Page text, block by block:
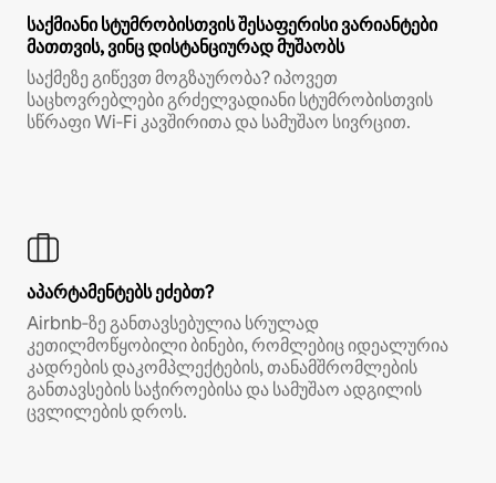
საქმიანი სტუმრობისთვის შესაფერისი ვარიანტები
მათთვის, ვინც დისტანციურად მუშაობს
საქმეზე გიწევთ მოგზაურობა? იპოვეთ
საცხოვრებლები გრძელვადიანი სტუმრობისთვის
სწრაფი Wi‑Fi კავშირითა და სამუშაო სივრცით.
აპარტამენტებს ეძებთ?
Airbnb‑ზე განთავსებულია სრულად
კეთილმოწყობილი ბინები, რომლებიც იდეალურია
კადრების დაკომპლექტების, თანამშრომლების
განთავსების საჭიროებისა და სამუშაო ადგილის
ცვლილების დროს.